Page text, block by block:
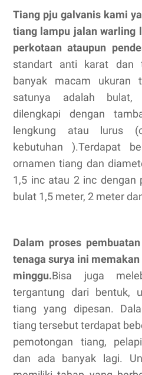
Tiang pju galvanis kami
tiang lampu jalan warling
perkotaan ataupun
standart anti karat dan
banyak macam ukuran
satunya adalah bulat,
dilengkapi dengan
lengkung atau lurus
kebutuhan ).Terdapat
ornamen tiang dan
1,5 inc atau 2 inc dengan
bulat 1,5 meter, 2 meter
Dalam proses
tenaga surya ini
minggu.Bisa juga
tergantung dari bentuk,
tiang yang dipesan.
tiang tersebut terdapat
pemotongan tiang,
dan ada banyak lagi.